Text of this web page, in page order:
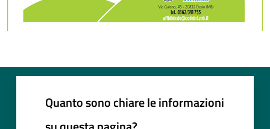
Quanto sono chiare le informazioni